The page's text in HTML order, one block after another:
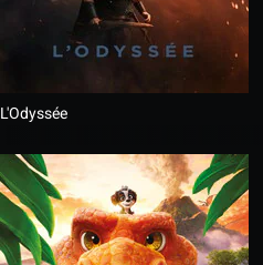
L'Odyssée